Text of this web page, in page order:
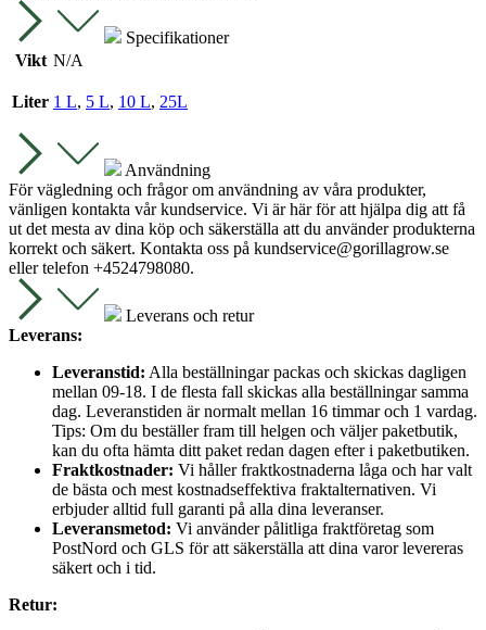
Specifikationer
Vikt N/A
Liter 1 L, 5 L, 10 L, 25L
Användning
För vägledning och frågor om användning av våra produkter,
vänligen kontakta vår kundservice. Vi är här för att hjälpa dig att få
ut det mesta av dina köp och säkerställa att du använder produkterna
korrekt och säkert. Kontakta oss på kundservice@gorillagrow.se
eller telefon +4524798080.
Leverans och retur
Leverans:
Leveranstid: Alla beställningar packas och skickas dagligen
mellan 09-18. I de flesta fall skickas alla beställningar samma
dag. Leveranstiden är normalt mellan 16 timmar och 1 vardag.
Tips: Om du beställer fram till helgen och väljer paketbutik,
kan du ofta hämta ditt paket redan dagen efter i paketbutiken.
Fraktkostnader: Vi håller fraktkostnaderna låga och har valt
de bästa och mest kostnadseffektiva fraktalternativen. Vi
erbjuder alltid full garanti på alla dina leveranser.
Leveransmetod: Vi använder pålitliga fraktföretag som
PostNord och GLS för att säkerställa att dina varor levereras
säkert och i tid.
Retur: